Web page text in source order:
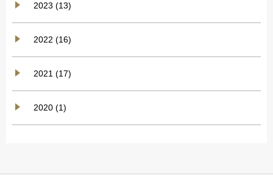
2023 (13)
2022 (16)
2021 (17)
2020 (1)